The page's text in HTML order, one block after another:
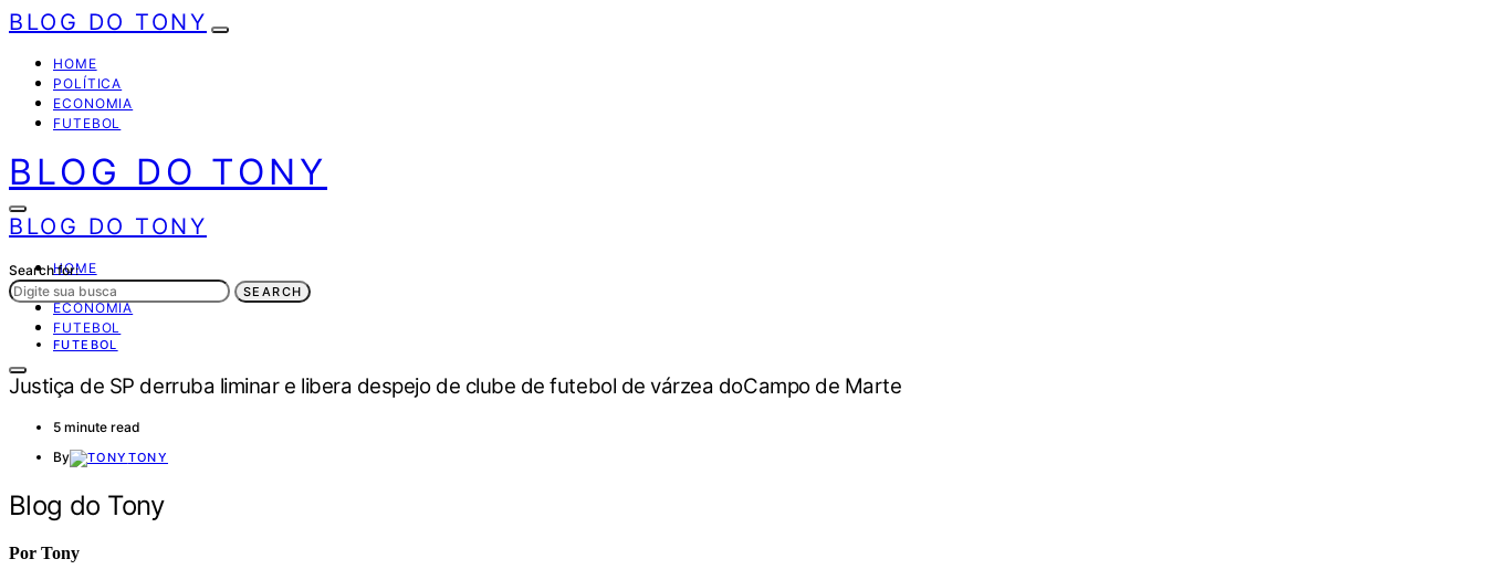
BLOG DO TONY
HOME
POLÍTICA
ECONOMIA
FUTEBOL
BLOG DO TONY
BLOG DO TONY
HOME
POLÍTICA
ECONOMIA
FUTEBOL
Search for:
SEARCH
FUTEBOL
Justiça de SP derruba liminar e libera despejo de clube de futebol de várzea doCampo de Marte
5 minute read
By
TONY
Blog do Tony
Por Tony